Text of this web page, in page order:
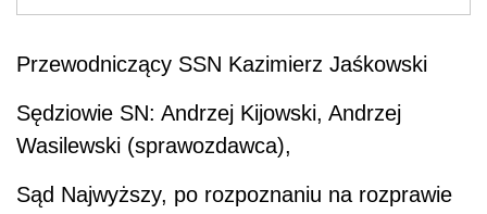
Przewodniczący SSN Kazimierz Jaśkowski
Sędziowie SN: Andrzej Kijowski, Andrzej
Wasilewski (sprawozdawca),
Sąd Najwyższy, po rozpoznaniu na rozprawie